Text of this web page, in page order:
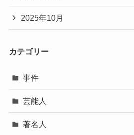
2025年10月
カテゴリー
事件
芸能人
著名人